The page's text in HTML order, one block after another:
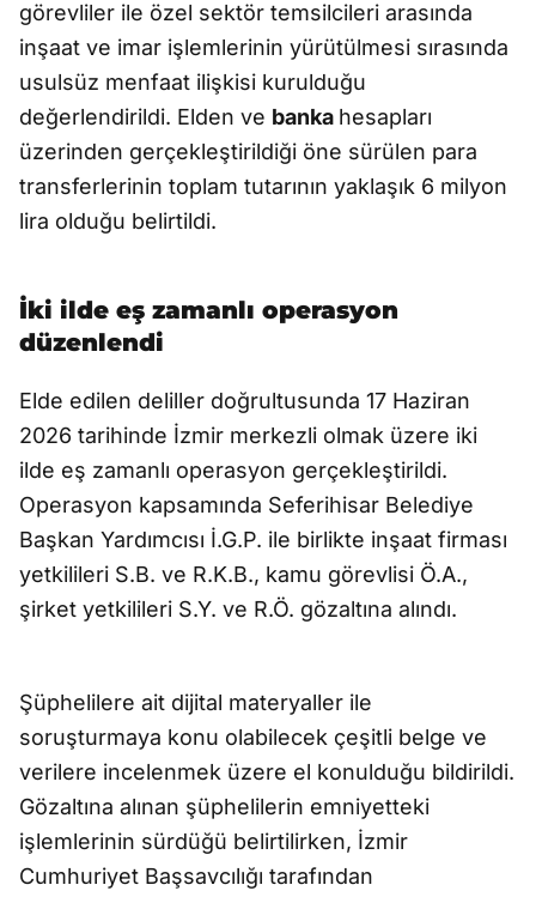
görevliler ile özel sektör temsilcileri arasında
inşaat ve imar işlemlerinin yürütülmesi sırasında
usulsüz menfaat ilişkisi kurulduğu
değerlendirildi. Elden ve banka hesapları
üzerinden gerçekleştirildiği öne sürülen para
transferlerinin toplam tutarının yaklaşık 6 milyon
lira olduğu belirtildi.
İki ilde eş zamanlı operasyon
düzenlendi
Elde edilen deliller doğrultusunda 17 Haziran
2026 tarihinde İzmir merkezli olmak üzere iki
ilde eş zamanlı operasyon gerçekleştirildi.
Operasyon kapsamında Seferihisar Belediye
Başkan Yardımcısı İ.G.P. ile birlikte inşaat firması
yetkilileri S.B. ve R.K.B., kamu görevlisi Ö.A.,
şirket yetkilileri S.Y. ve R.Ö. gözaltına alındı.
Şüphelilere ait dijital materyaller ile
soruşturmaya konu olabilecek çeşitli belge ve
verilere incelenmek üzere el konulduğu bildirildi.
Gözaltına alınan şüphelilerin emniyetteki
işlemlerinin sürdüğü belirtilirken, İzmir
Cumhuriyet Başsavcılığı tarafından